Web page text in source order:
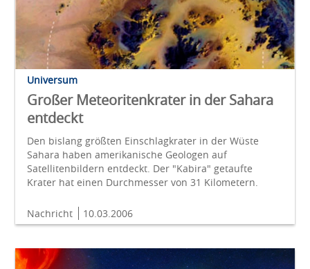
Universum
Großer Meteoritenkrater in der Sahara
entdeckt
Den bislang größten Einschlagkrater in der Wüste
Sahara haben amerikanische Geologen auf
Satellitenbildern entdeckt. Der "Kabira" getaufte
Krater hat einen Durchmesser von 31 Kilometern.
Nachricht 10.03.2006